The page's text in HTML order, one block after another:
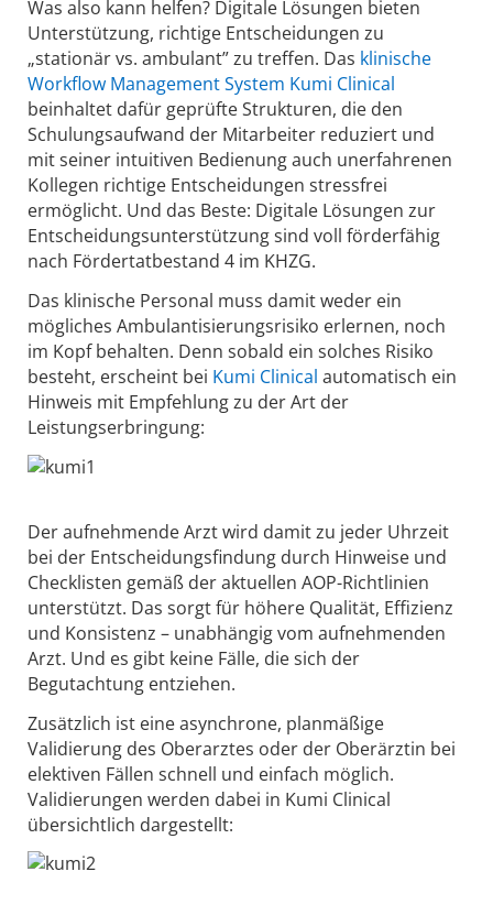
Was also kann helfen? Digitale Lösungen bieten
Unterstützung, richtige Entscheidungen zu
„stationär vs. ambulant” zu treffen. Das klinische
Workflow Management System Kumi Clinical
beinhaltet dafür geprüfte Strukturen, die den
Schulungsaufwand der Mitarbeiter reduziert und
mit seiner intuitiven Bedienung auch unerfahrenen
Kollegen richtige Entscheidungen stressfrei
ermöglicht. Und das Beste: Digitale Lösungen zur
Entscheidungsunterstützung sind voll förderfähig
nach Fördertatbestand 4 im KHZG.
Das klinische Personal muss damit weder ein
mögliches Ambulantisierungsrisiko erlernen, noch
im Kopf behalten. Denn sobald ein solches Risiko
besteht, erscheint bei Kumi Clinical automatisch ein
Hinweis mit Empfehlung zu der Art der
Leistungserbringung:
Der aufnehmende Arzt wird damit zu jeder Uhrzeit
bei der Entscheidungsfindung durch Hinweise und
Checklisten gemäß der aktuellen AOP-Richtlinien
unterstützt. Das sorgt für höhere Qualität, Effizienz
und Konsistenz – unabhängig vom aufnehmenden
Arzt. Und es gibt keine Fälle, die sich der
Begutachtung entziehen.
Zusätzlich ist eine asynchrone, planmäßige
Validierung des Oberarztes oder der Oberärztin bei
elektiven Fällen schnell und einfach möglich.
Validierungen werden dabei in Kumi Clinical
übersichtlich dargestellt: